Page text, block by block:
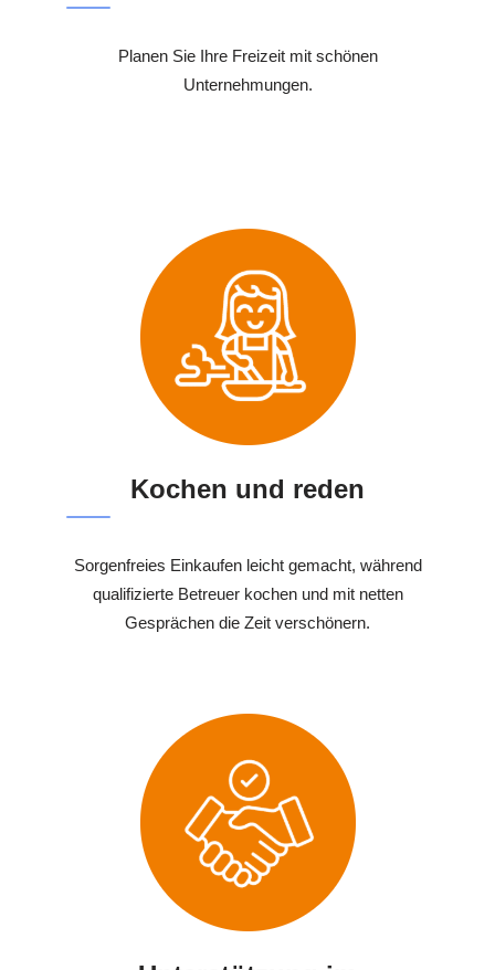
Planen Sie Ihre Freizeit mit schönen
Unternehmungen.
Kochen und reden
Sorgenfreies Einkaufen leicht gemacht, während
qualifizierte Betreuer kochen und mit netten
Gesprächen die Zeit verschönern.